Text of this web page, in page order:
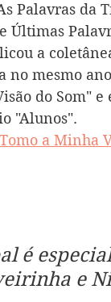
Palavras da
Últimas
a
no mesmo
do Som"
"Alunos".
a Minha
é
e